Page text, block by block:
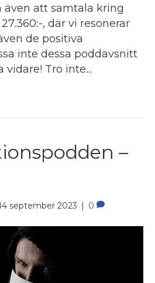
även att samtala kring
, där vi resonerar
de positiva
inte dessa poddavsnitt
vidare! Tro inte…
–
september 2023 | 0